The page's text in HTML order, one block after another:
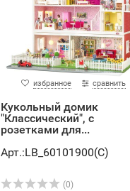
избранное сравнить
Кукольный домик
"Классический", с
розетками для...
Арт.:LB_60101900(C)
(0)